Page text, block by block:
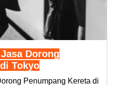
Dorong
Tokyo
Penumpang Kereta di